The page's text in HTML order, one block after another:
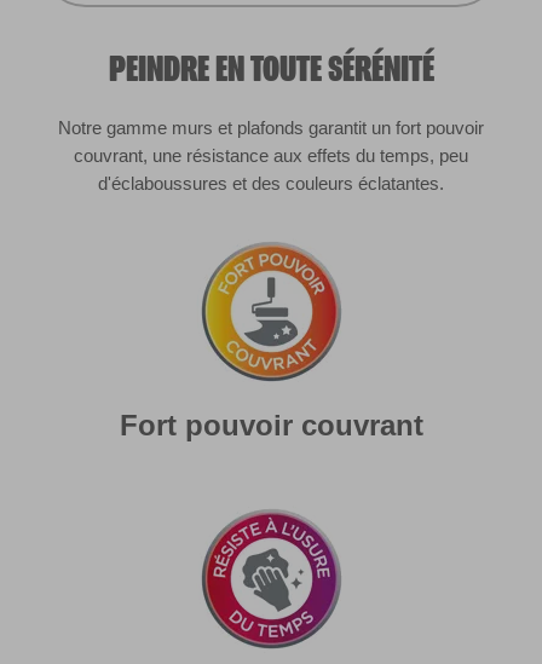
PEINDRE EN TOUTE SÉRÉNITÉ
Notre gamme murs et plafonds garantit un fort pouvoir
couvrant, une résistance aux effets du temps, peu
d'éclaboussures et des couleurs éclatantes.
Fort pouvoir couvrant